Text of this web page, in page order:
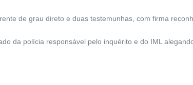
de grau direto e duas testemunhas, com firma
da polícia responsável pelo inquérito e do IML